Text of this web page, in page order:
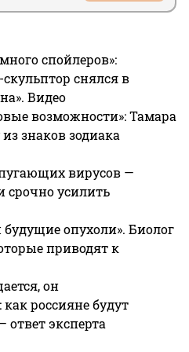
спойлеров»:
снялся в
Видео
возможности»: Тамара
знаков зодиака
вирусов —
срочно усилить
опухоли». Биолог
приводят к
он
россияне будут
ответ эксперта